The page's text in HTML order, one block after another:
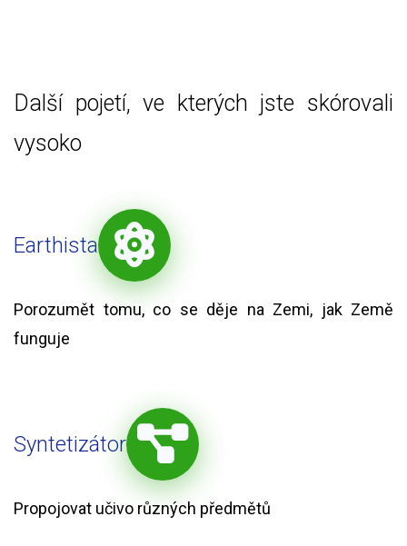
Další pojetí, ve kterých jste skórovali
vysoko
Earthista
Porozumět tomu, co se děje na Zemi, jak Země
funguje
Syntetizátor
Propojovat učivo různých předmětů